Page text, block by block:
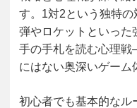
す。1対2という独特
弾やロケットといった
手の手札を読む心理
にはない奥深いゲーム
初心者でも基本的なル